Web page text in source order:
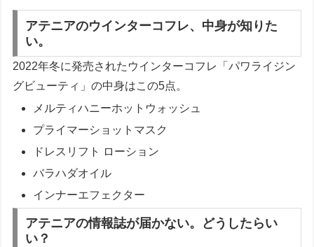
アテニアのウインターコフレ、中身が知りた
い。
2022年冬に発売されたウインターコフレ「パワライジン
グビューティ」の中身はこの5点。
メルティハニーホットウォッシュ
プライマーショットマスク
ドレスリフト ローション
バラハダオイル
インナーエフェクター
アテニアの情報誌が届かない。どうしたらい
い？